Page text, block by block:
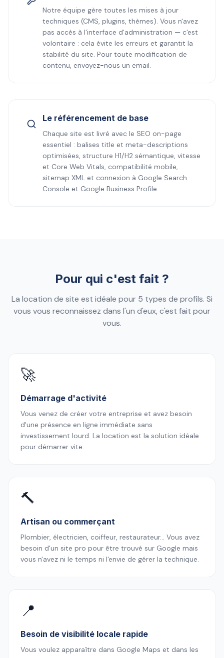
Notre équipe gère toutes les mises à jour
techniques (CMS, plugins, thèmes). Vous n'avez
pas accès à l'interface d'administration — c'est
volontaire : cela évite les erreurs et garantit la
stabilité du site. Pour toute modification de
contenu, envoyez-nous un email.
Le référencement de base
Chaque site est livré avec le SEO on-page
essentiel : balises title et meta-descriptions
optimisées, structure H1/H2 sémantique, vitesse
et Core Web Vitals, compatibilité mobile,
sitemap XML et connexion à Google Search
Console et Google Business Profile.
Pour qui c'est fait ?
La location de site est idéale pour 5 types de profils. Si
vous vous reconnaissez dans l'un d'eux, c'est fait pour
vous.
🚀
Démarrage d'activité
Vous venez de créer votre entreprise et avez besoin
d'une présence en ligne immédiate sans
investissement lourd. La location est la solution idéale
pour démarrer vite.
🔨
Artisan ou commerçant
Plombier, électricien, coiffeur, restaurateur… Vous avez
besoin d'un site pro pour être trouvé sur Google mais
vous n'avez ni le temps ni l'envie de gérer la technique.
📍
Besoin de visibilité locale rapide
Vous voulez apparaître dans Google Maps et dans les